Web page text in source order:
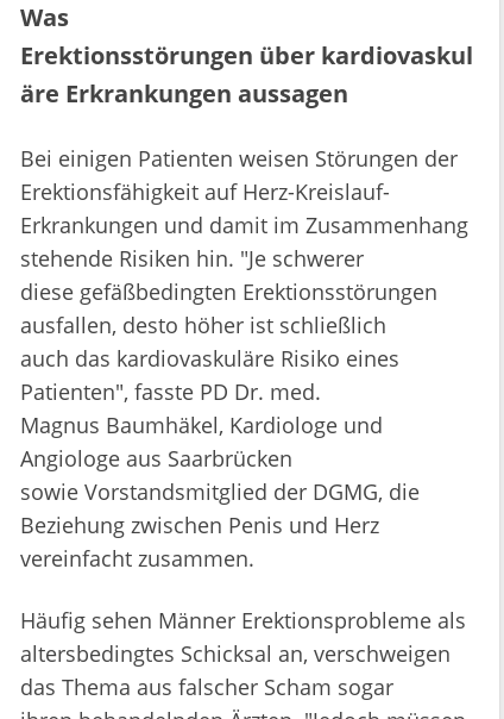
Was
Erektionsstörungen über kardiovaskul
äre Erkrankungen aussagen
Bei einigen Patienten weisen Störungen der
Erektionsfähigkeit auf Herz-Kreislauf-
Erkrankungen und damit im Zusammenhang
stehende Risiken hin. "Je schwerer
diese gefäßbedingten Erektionsstörungen
ausfallen, desto höher ist schließlich
auch das kardiovaskuläre Risiko eines
Patienten", fasste PD Dr. med.
Magnus Baumhäkel, Kardiologe und
Angiologe aus Saarbrücken
sowie Vorstandsmitglied der DGMG, die
Beziehung zwischen Penis und Herz
vereinfacht zusammen.
Häufig sehen Männer Erektionsprobleme als
altersbedingtes Schicksal an, verschweigen
das Thema aus falscher Scham sogar